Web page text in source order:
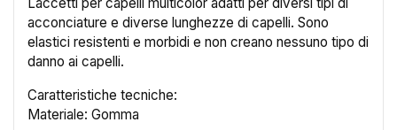
acconciature e diverse lunghezze di capelli. Sono
elastici resistenti e morbidi e non creano nessuno tipo di
danno ai capelli.
Caratteristiche tecniche:
Materiale: Gomma